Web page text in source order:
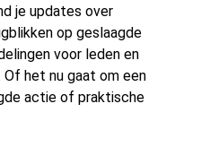
je updates over
op geslaagde
voor leden en
Of het nu gaat om een
actie of praktische